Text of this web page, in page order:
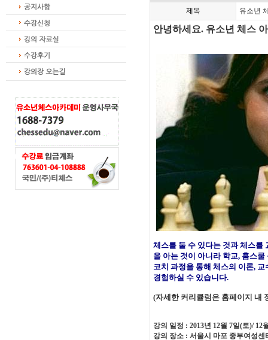
제목 유소년
안녕하세요. 유소년 체스
체스를 둘 수 있다는 것과 체스를
을 아는 것이 아니라 학교, 홈스
코치 과정을 통해 체스의 이론,
경험하실 수 있습니다.
(자세한 커리큘럼은 홈페이지 내
강의 일정 : 2013년 12월 7일(토)/ 12
강의 장소 : 서울시 마포 중부여성센